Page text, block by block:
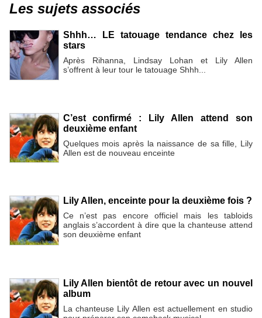
Les sujets associés
Shhh… LE tatouage tendance chez les
stars
Après Rihanna, Lindsay Lohan et Lily Allen
s’offrent à leur tour le tatouage Shhh...
C’est confirmé : Lily Allen attend son
deuxième enfant
Quelques mois après la naissance de sa fille, Lily
Allen est de nouveau enceinte
Lily Allen, enceinte pour la deuxième fois ?
Ce n’est pas encore officiel mais les tabloids
anglais s’accordent à dire que la chanteuse attend
son deuxième enfant
Lily Allen bientôt de retour avec un nouvel
album
La chanteuse Lily Allen est actuellement en studio